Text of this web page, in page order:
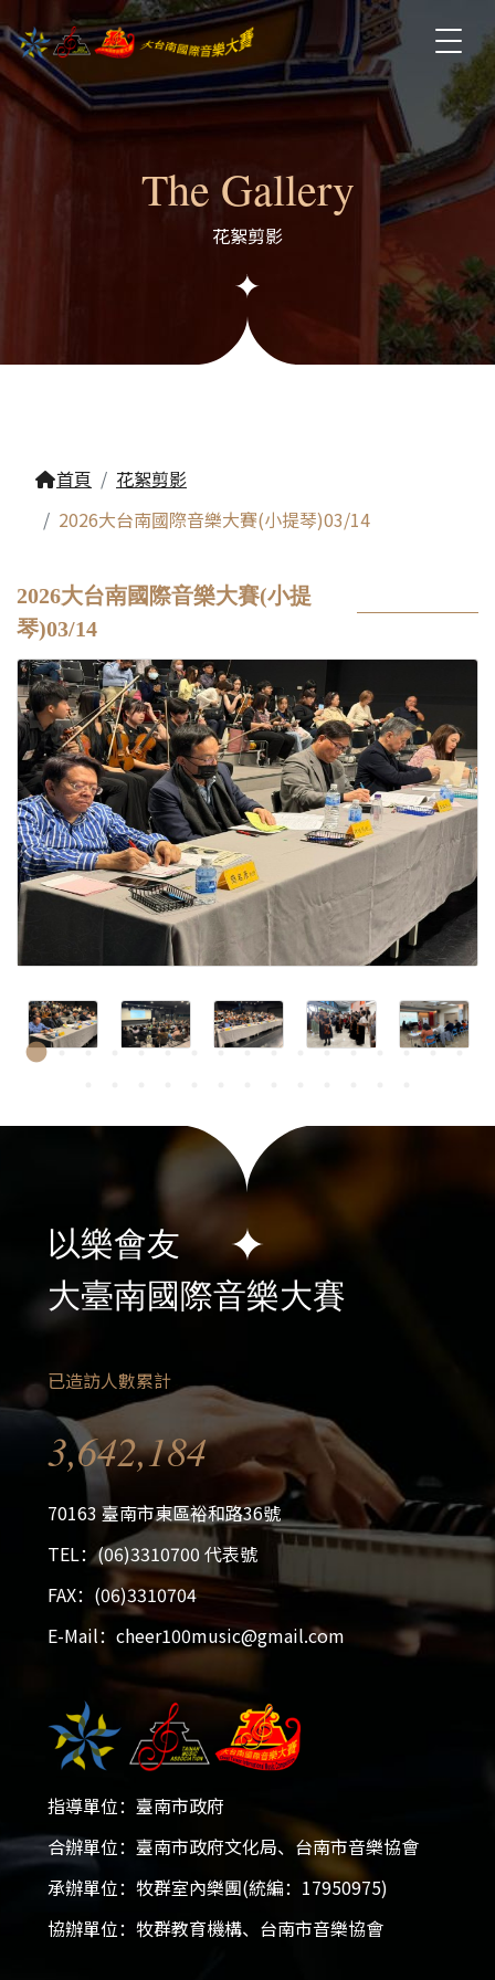
2026大台南國際音樂大賽
2025-12-05 - 2026-01-18
開放報名！
The Gallery
花絮剪影
首頁
花絮剪影
2026大台南國際音樂大賽(小提琴)03/14
2026大台南國際音樂大賽(小提
琴)03/14
以樂會友
大臺南國際音樂大賽
已造訪人數累計
3,642,184
70163 臺南市東區裕和路36號
TEL：(06)3310700 代表號
FAX：(06)3310704
E-Mail：cheer100music@gmail.com
指導單位：臺南市政府
合辦單位：臺南市政府文化局、台南市音樂協會
承辦單位：牧群室內樂團(統編：17950975)
協辦單位：牧群教育機構、台南市音樂協會